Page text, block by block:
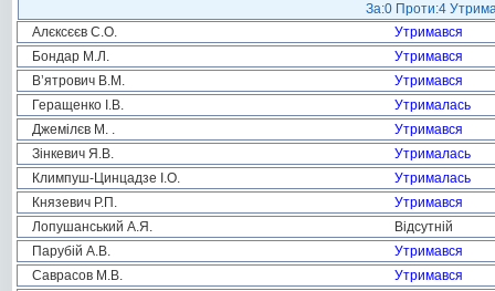
За:0 Проти:4
Алєксєєв С.О.
Утримався
Бондар М.Л.
Утримався
В’ятрович В.М.
Утримався
Геращенко І.В.
Утрималась
Джемілєв М. .
Утримався
Зінкевич Я.В.
Утрималась
Климпуш-Цинцадзе І.О.
Утрималась
Князевич Р.П.
Утримався
Лопушанський А.Я.
Відсутній
Парубій А.В.
Утримався
Саврасов М.В.
Утримався